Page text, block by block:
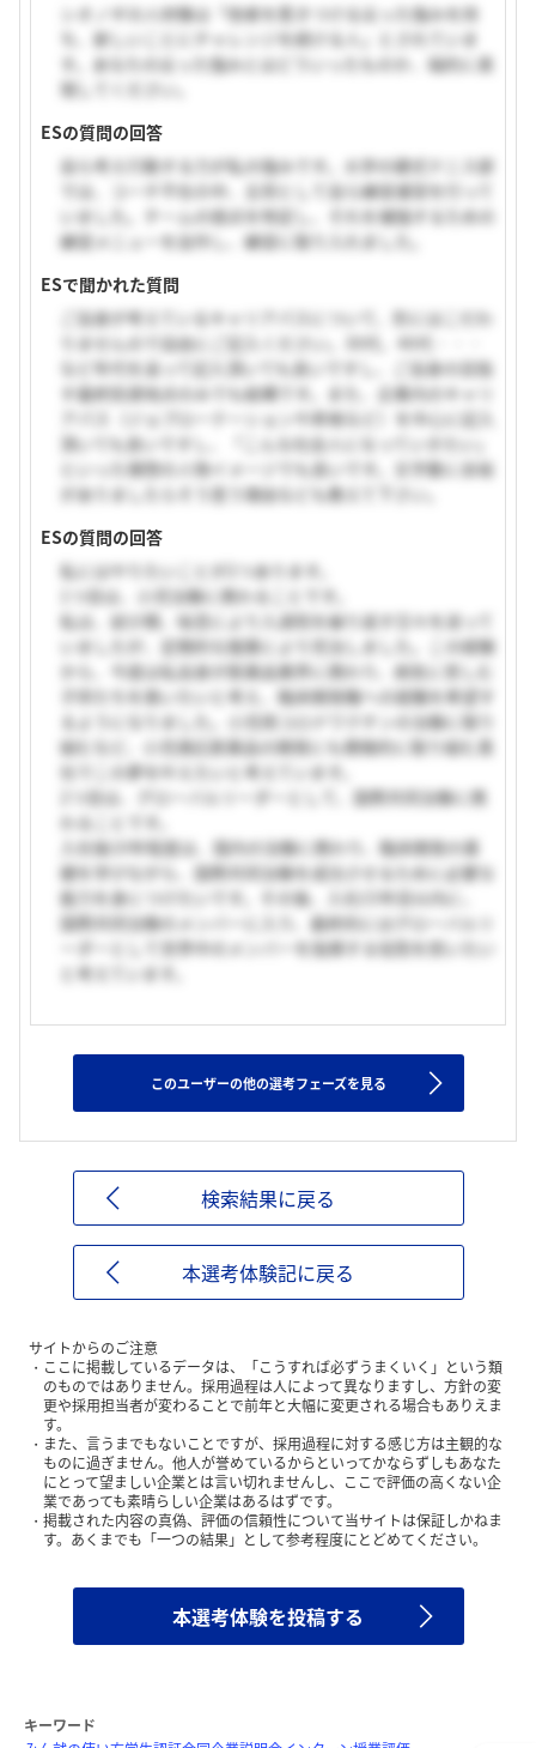
シオノギの人材像は「他者を惹きつける尖った強みを持
ち、新しいことにチャレンジを続ける人」とされていま
す。あなたの尖った強みとはどういったものか、端的に表
現してください。
ESの質問の回答
自ら考え行動する力が私の強みです。大学の硬式テニス部
では、コーチ不在の中、主将として自ら練習運営を行って
いました。チームの弱点を特定し、それを補強するための
練習メニューを自作し、練習に取り入れました。
ESで聞かれた質問
ご自身が考えているキャリアパスについて、形にはこだわ
りませんので自由にご記入ください。30代、40代・・・
など年代を追って記入頂いても良いですし、ご自身の目指
す最終到達地点のみでも結構です。また、企業内のキャリ
アパス（ジョブローテーションや昇格など）を中心に記入
頂いても良いですし、「こんな社会人になっていきたい」
といった理想の人物イメージでも良いです。文字数に余裕
がありましたらそう思う理由なども教えて下さい。
ESの質問の回答
私にはやりたいことが2つあります。
1つ目は、小児治験に携わることです。
私は、幼少期、喘息により入退院を繰り返す日々を送って
いましたが、定期的な服薬により完治しました。この経験
から、今度は私自身が医薬品業界に携わり、病気に苦しむ
子供たちを救いたいと考え、臨床開発職への就職を希望す
るようになりました。小児用コロナワクチンの治験に取り
組むなど、小児適応医薬品の開発にも積極的に取り組む貴
社でこの夢を叶えたいと考えています。
2つ目は、グローバルリーダーとして、国際共同治験に携
わることです。
入社後10年程度は、国内の治験に携わり、臨床開発の基
礎を学びながら、国際共同治験を成功させるために必要な
能力を身につけたいです。その後、入社15年目以内に、
国際共同治験のメンバーに入り、最終的にはグローバルリ
ーダーとして世界中のメンバーを指揮する役割を担いたい
と考えています。
このユーザーの他の選考フェーズを見る
検索結果に戻る
本選考体験記に戻る
サイトからのご注意
ここに掲載しているデータは、「こうすれば必ずうまくいく」という類
のものではありません。採用過程は人によって異なりますし、方針の変
更や採用担当者が変わることで前年と大幅に変更される場合もありえま
す。
また、言うまでもないことですが、採用過程に対する感じ方は主観的な
ものに過ぎません。他人が誉めているからといってかならずしもあなた
にとって望ましい企業とは言い切れませんし、ここで評価の高くない企
業であっても素晴らしい企業はあるはずです。
掲載された内容の真偽、評価の信頼性について当サイトは保証しかねま
す。あくまでも「一つの結果」として参考程度にとどめてください。
本選考体験を投稿する
キーワード